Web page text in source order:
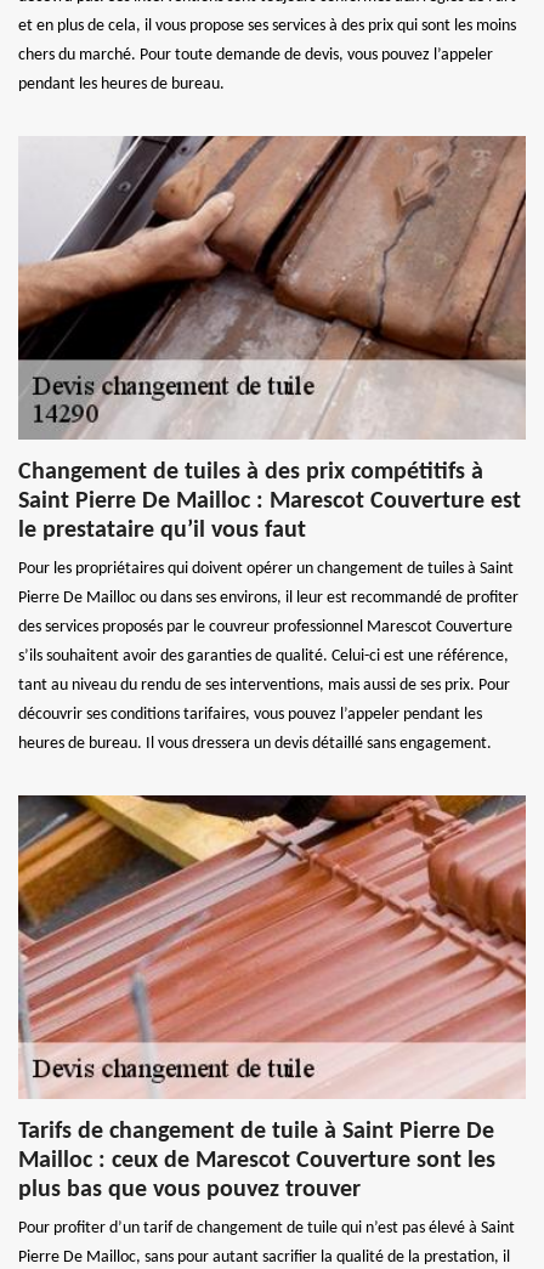
et en plus de cela, il vous propose ses services à des prix qui sont les moins
chers du marché. Pour toute demande de devis, vous pouvez l’appeler
pendant les heures de bureau.
Changement de tuiles à des prix compétitifs à
Saint Pierre De Mailloc : Marescot Couverture est
le prestataire qu’il vous faut
Pour les propriétaires qui doivent opérer un changement de tuiles à Saint
Pierre De Mailloc ou dans ses environs, il leur est recommandé de profiter
des services proposés par le couvreur professionnel Marescot Couverture
s’ils souhaitent avoir des garanties de qualité. Celui-ci est une référence,
tant au niveau du rendu de ses interventions, mais aussi de ses prix. Pour
découvrir ses conditions tarifaires, vous pouvez l’appeler pendant les
heures de bureau. Il vous dressera un devis détaillé sans engagement.
Tarifs de changement de tuile à Saint Pierre De
Mailloc : ceux de Marescot Couverture sont les
plus bas que vous pouvez trouver
Pour profiter d’un tarif de changement de tuile qui n’est pas élevé à Saint
Pierre De Mailloc, sans pour autant sacrifier la qualité de la prestation, il